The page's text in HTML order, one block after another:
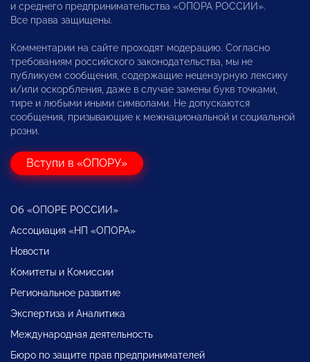
и среднего предпринимательства «ОПОРА РОССИИ».
Все права защищены.
Комментарии на сайте проходят модерацию. Согласно
требованиям российского законодательства, мы не
публикуем сообщения, содержащие нецензурную лексику
и/или оскорбления, даже в случае замены букв точками,
тире и любыми иными символами. Не допускаются
сообщения, призывающие к межнациональной и социальной
розни.
Вступи в «ОПОРУ»
Об «ОПОРЕ РОССИИ»
Ассоциация «НП «ОПОРА»
Новости
Комитеты и Комиссии
Региональное развитие
Экспертиза и Аналитика
Международная деятельность
Бюро по защите прав предпринимателей